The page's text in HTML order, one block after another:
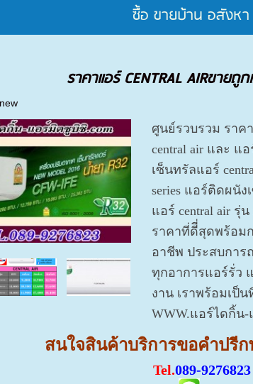
ซื้อ ขายบ้าน อสังหา
ราคาแอร์ CENTRAL AIRขาย
ศูนย์รวบรวม ราค
central air และ แ
เซ็นทรัลแอร์
series แอร์ติดผนัง
แอร์ central air รุ่
ราคาที่ดีี่สุดพร้อม
อาชีพ ประสบการ
ทุกอาการแอร์รั่ว
งาน เราพร้อมเป็
WWW.แอร์ไดกิ้น
สนใจสินค้าบริการขอคำปรี
Tel.089-